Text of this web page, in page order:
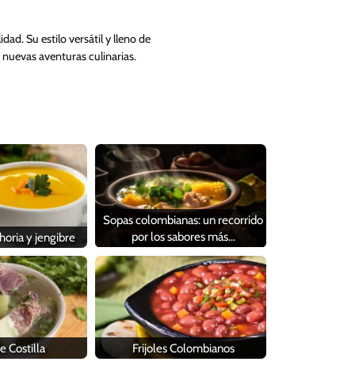
Su estilo versátil y lleno de
aventuras culinarias.
y jengibre
Sopas colombianas: un recorrido
por los sabores más…
Costilla Frijoles Colombianos